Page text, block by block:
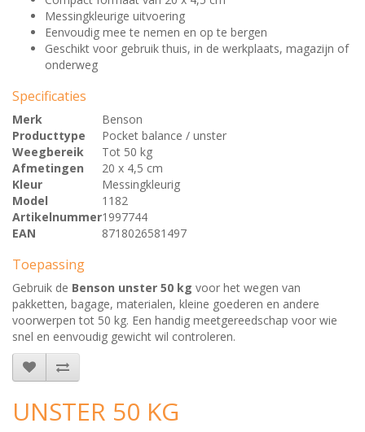
Messingkleurige uitvoering
Eenvoudig mee te nemen en op te bergen
Geschikt voor gebruik thuis, in de werkplaats, magazijn of
onderweg
Specificaties
Merk
Benson
Producttype
Pocket balance / unster
Weegbereik
Tot 50 kg
Afmetingen
20 x 4,5 cm
Kleur
Messingkleurig
Model
1182
Artikelnummer1997744
EAN
8718026581497
Toepassing
Gebruik de Benson unster 50 kg voor het wegen van
pakketten, bagage, materialen, kleine goederen en andere
voorwerpen tot 50 kg. Een handig meetgereedschap voor wie
snel en eenvoudig gewicht wil controleren.
UNSTER 50 KG